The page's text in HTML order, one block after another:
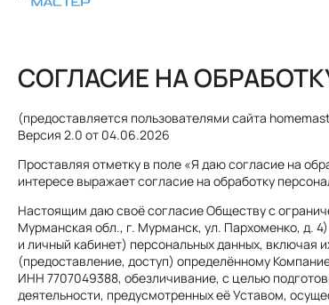
СОГЛАСИЕ НА
(предоставляется пользователями сайта
Версия 2.0 от 04.06.2026
Проставляя отметку в поле «Я даю согласие на
интересе выражает согласие на обработку
Настоящим даю своё согласие Обществу с
Мурманская обл., г. Мурманск, ул. Пархоменко, д.
и личный кабинет) персональных данных, включая
(предоставление, доступ) определённому
ИНН 7707049388, обезличивание, с целью
деятельности, предусмотренных её Уставом,